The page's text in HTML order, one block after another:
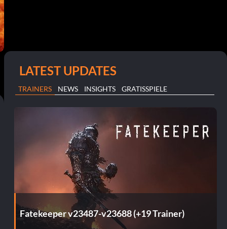
LATEST UPDATES
TRAINERS NEWS INSIGHTS GRATISSPIELE
Fatekeeper v23487-v23688 (+19 Trainer)